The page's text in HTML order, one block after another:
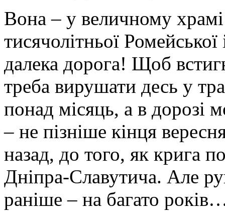
Вона – у величному храмі
тисячолітньої
далека дорога! Щоб
треба вирушати десь у
понад місяць, а в дорозі
– не пізніше кінця
назад, до того, як крига
Дніпра-Славутича. Але
раніше – на багато